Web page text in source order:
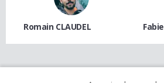
Romain CLAUDEL